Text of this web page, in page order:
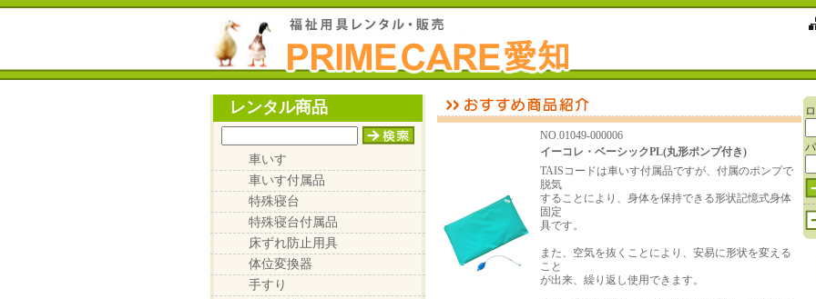
レンタル商品
車いす
車いす付属品
特殊寝台
特殊寝台付属品
床ずれ防止用具
体位変換器
手すり
NO.01049-000006
イーコレ・ベーシックPL(丸形ポンプ付き)
TAISコードは車いす付属品ですが、付属のポンプで
脱気
することにより、身体を保持できる形状記憶式身体
固定
具です。
また、空気を抜くことにより、安易に形状を変える
こと
が出来、繰り返し使用できます。